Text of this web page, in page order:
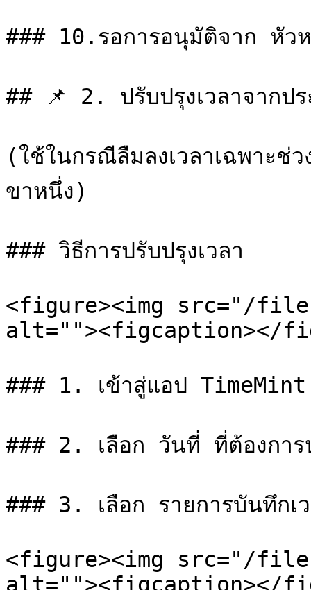
### 10.รอการอนุมัติจาก หัว
## 📌 2. ปรับปรุงเวลาจากปร
(ใช้ในกรณีลืมลงเวลาเฉพาะช่
ขาหนึ่ง)
### วิธีการปรับปรุงเวลา
<figure><img src="/
alt=""><figcaption></
### 1. เข้าสู่แอป TimeMint
### 2. เลือก วันที่ ที่ต้องการป
### 3. เลือก รายการบันทึก
<figure><img src="/files/
alt=""><figcaption></